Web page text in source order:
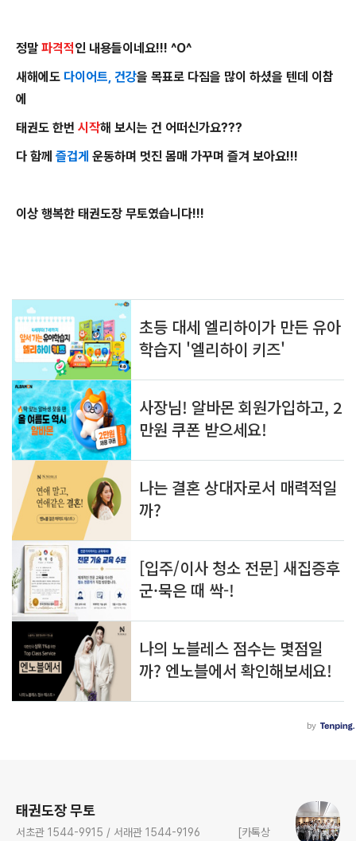
정말 파격적인 내용들이네요!!! ^O^
새해에도 다이어트, 건강을 목표로 다짐을 많이 하셨을 텐데 이참
에
태권도 한번 시작해 보시는 건 어떠신가요???
다 함께 즐겁게 운동하며 멋진 몸매 가꾸며 즐겨 보아요!!!
이상 행복한 태권도장 무토였습니다!!!
태권도장 무토
서초관 1544-9915 / 서래관 1544-9196 [카톡상